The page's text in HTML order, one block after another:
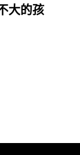
大的孩